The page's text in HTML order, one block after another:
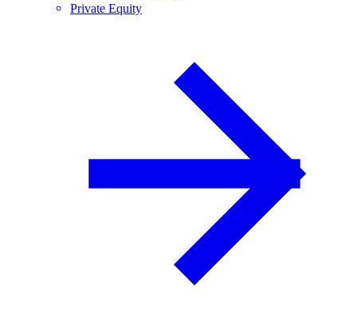
Private Equity